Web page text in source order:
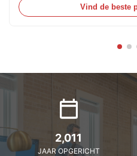
mensen tegen en potentiële
die in gevaarlijke en
Vind de beste
2,011
JAAR OPGERICHT